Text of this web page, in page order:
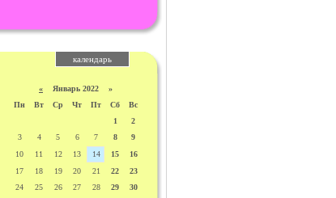
календарь
« Январь 2022 »
Пн
Вт Ср Чт Пт Сб
Вс
1
2
3
4 5 6 7 8
9
10
11 12 13 14 15
16
17
18 19 20 21 22
23
24
25 26 27 28 29
30